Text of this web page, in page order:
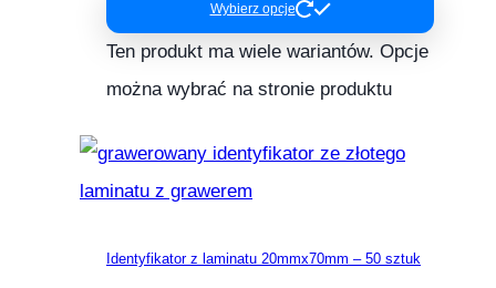
Wybierz opcje
Ten produkt ma wiele wariantów. Opcje
można wybrać na stronie produktu
Identyfikator z laminatu 20mmx70mm – 50 sztuk